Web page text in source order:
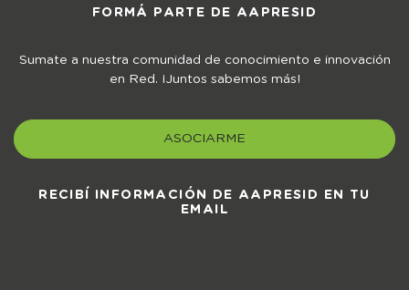
FORMÁ PARTE DE AAPRESID
Sumate a nuestra comunidad de conocimiento e innovación
en Red. ¡Juntos sabemos más!
ASOCIARME
RECIBÍ INFORMACIÓN DE AAPRESID EN TU
EMAIL